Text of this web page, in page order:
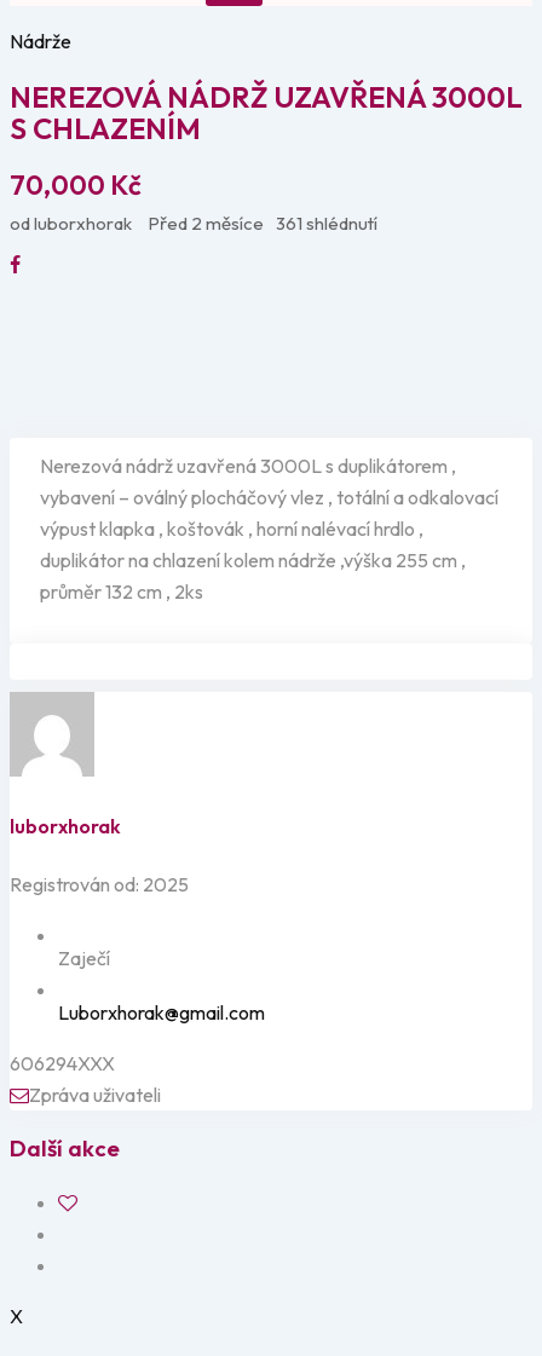
Nádrže
NEREZOVÁ NÁDRŽ UZAVŘENÁ 3000L
S CHLAZENÍM
70,000 Kč
od luborxhorak Před 2 měsíce 361 shlédnutí
Nerezová nádrž uzavřená 3000L s duplikátorem ,
vybavení – oválný plocháčový vlez , totální a odkalovací
výpust klapka , koštovák , horní nalévací hrdlo ,
duplikátor na chlazení kolem nádrže ,výška 255 cm ,
průměr 132 cm , 2ks
luborxhorak
Registrován od: 2025
Zaječí
Luborxhorak@gmail.com
606294XXX
Zpráva uživateli
Další akce
X